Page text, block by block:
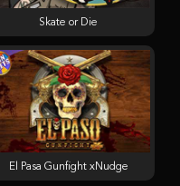
Skate or Die
El Pasa Gunfight xNudge